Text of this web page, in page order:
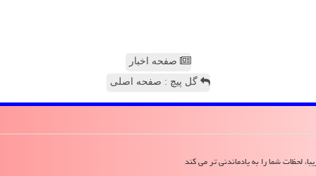
صفحه اخبار
گل پیچ : صفحه اصلی
لحظات شما را به یادماندنی تر می کند